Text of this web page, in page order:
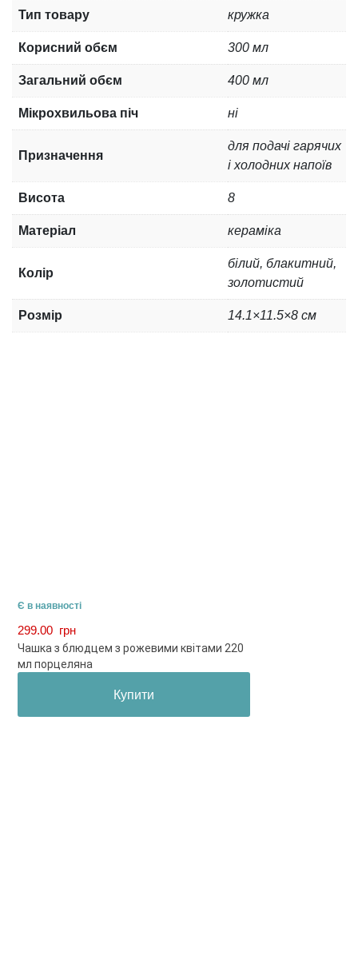
Тип товару кружка
Корисний обєм 300 мл
Загальний обєм 400 мл
Мікрохвильова піч ні
Призначення
для подачі гарячих
і холодних напоїв
Висота 8
Матеріал кераміка
Колір
білий, блакитний,
золотистий
Розмір 14.1×11.5×8 см
Є в наявності
299.00 грн
Чашка з блюдцем з рожевими квітами 220
мл порцеляна
Купити